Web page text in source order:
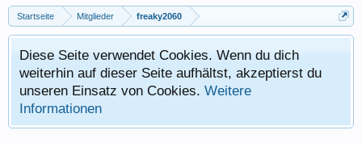
Startseite Mitglieder freaky2060
Diese Seite verwendet Cookies. Wenn du dich
weiterhin auf dieser Seite aufhältst, akzeptierst du
unseren Einsatz von Cookies. Weitere
Informationen